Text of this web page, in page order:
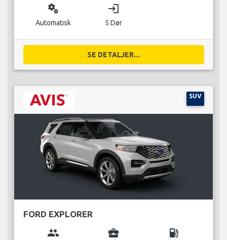
miscellaneous_services
Automatisk
login
5 Dør
SE DETALJER...
SUV
FORD EXPLORER
group business_center local_gas_station